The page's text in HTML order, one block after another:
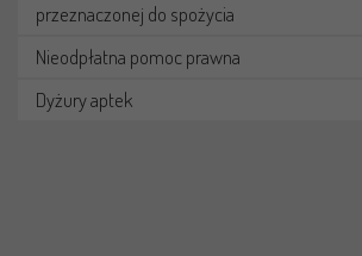
przeznaczonej do spożycia
Nieodpłatna pomoc prawna
Dyżury aptek